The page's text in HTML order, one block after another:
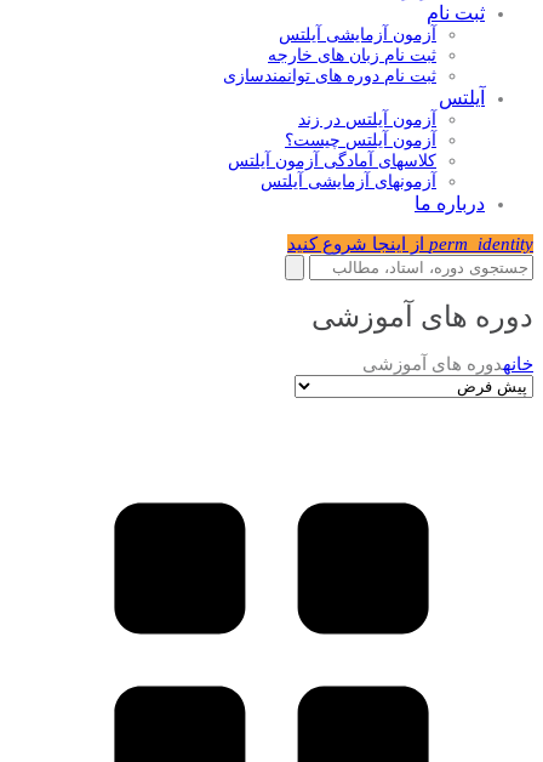
ثبت نام
آزمون آزمایشی آیلتس
ثبت نام زبان های خارجه
ثبت نام دوره های توانمندسازی
آیلتس
آزمون آیلتس در زند
آزمون آیلتس چیست؟
کلاسهای آمادگی آزمون آیلتس
آزمونهای آزمایشی آیلتس
درباره ما
perm_identity از اینجا شروع کنید
دوره های آموزشی
خانهدوره های آموزشی